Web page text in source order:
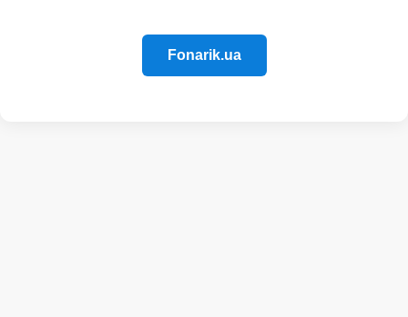
Fonarik.ua